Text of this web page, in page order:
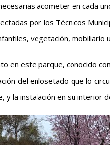
acometer en cada
por los Técnicos
vegetación, mobiliario
en este parque, conocido
del enlosetado que lo
y la instalación en su interior